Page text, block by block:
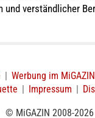
und verständlicher
| Werbung im MiGAZIN
| Impressum |
© MiGAZIN 2008-2026